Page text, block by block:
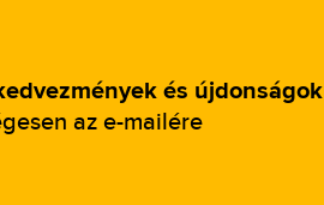
és újdonságok
az e-mailére